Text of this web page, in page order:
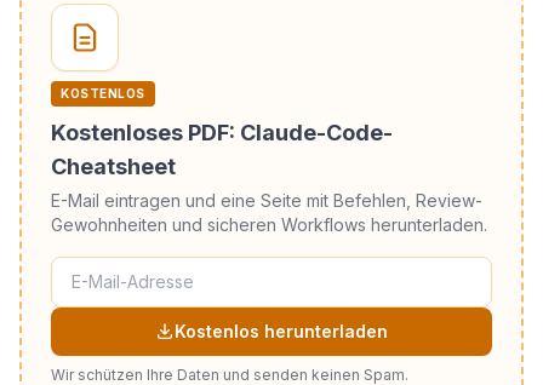
KOSTENLOS
Kostenloses PDF: Claude-Code-
Cheatsheet
E-Mail eintragen und eine Seite mit Befehlen, Review-
Gewohnheiten und sicheren Workflows herunterladen.
Kostenlos herunterladen
Wir schützen Ihre Daten und senden keinen Spam.